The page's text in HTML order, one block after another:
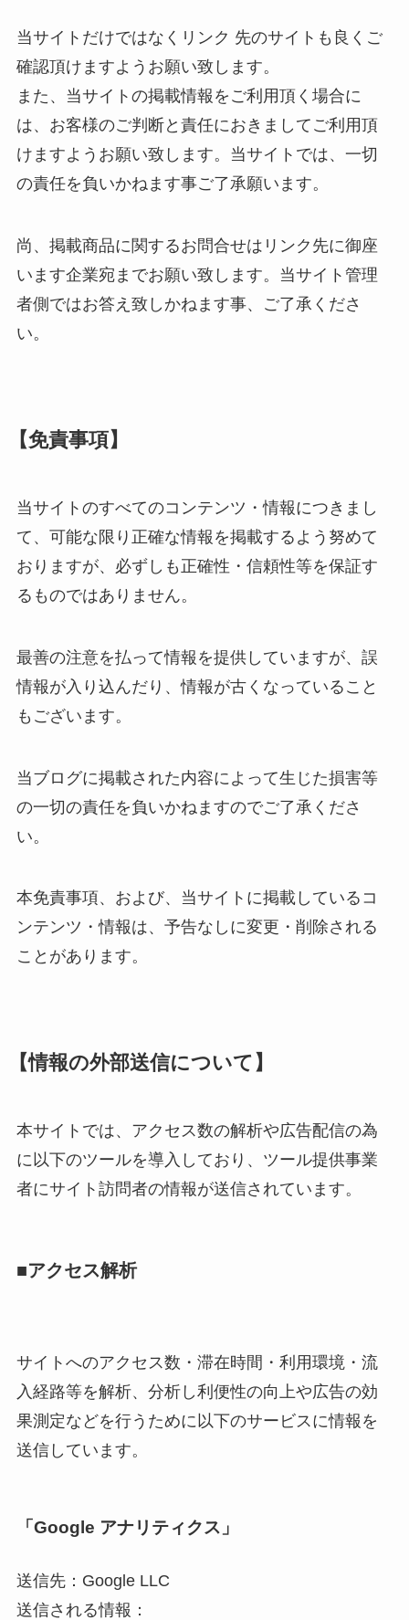
当サイトだけではなくリンク 先のサイトも良くご
確認頂けますようお願い致します。
また、当サイトの掲載情報をご利用頂く場合に
は、お客様のご判断と責任におきましてご利用頂
けますようお願い致します。当サイトでは、一切
の責任を負いかねます事ご了承願います。
尚、掲載商品に関するお問合せはリンク先に御座
います企業宛までお願い致します。当サイト管理
者側ではお答え致しかねます事、ご了承くださ
い。
【免責事項】
当サイトのすべてのコンテンツ・情報につきまし
て、可能な限り正確な情報を掲載するよう努めて
おりますが、必ずしも正確性・信頼性等を保証す
るものではありません。
最善の注意を払って情報を提供していますが、誤
情報が入り込んだり、情報が古くなっていること
もございます。
当ブログに掲載された内容によって生じた損害等
の一切の責任を負いかねますのでご了承くださ
い。
本免責事項、および、当サイトに掲載しているコ
ンテンツ・情報は、予告なしに変更・削除される
ことがあります。
【情報の外部送信について】
本サイトでは、アクセス数の解析や広告配信の為
に以下のツールを導入しており、ツール提供事業
者にサイト訪問者の情報が送信されています。
■アクセス解析
サイトへのアクセス数・滞在時間・利用環境・流
入経路等を解析、分析し利便性の向上や広告の効
果測定などを行うために以下のサービスに情報を
送信しています。
「Google アナリティクス」
送信先：Google LLC
送信される情報：